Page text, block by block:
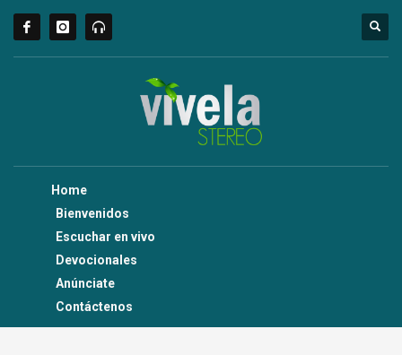
Home
Bienvenidos
Escuchar en vivo
Devocionales
Anúnciate
Contáctenos